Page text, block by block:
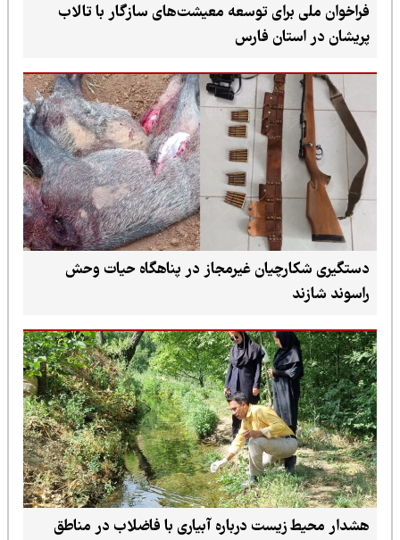
فراخوان ملی برای توسعه معیشت‌های سازگار با تالاب
پریشان در استان فارس
دستگیری شکارچیان غیرمجاز در پناهگاه حیات وحش
راسوند شازند
هشدار محیط زیست درباره آبیاری با فاضلاب در مناطق